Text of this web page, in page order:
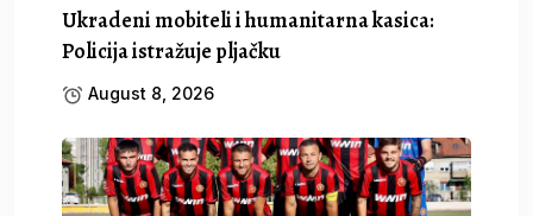
Ukradeni mobiteli i humanitarna kasica:
Policija istražuje pljačku
August 8, 2026